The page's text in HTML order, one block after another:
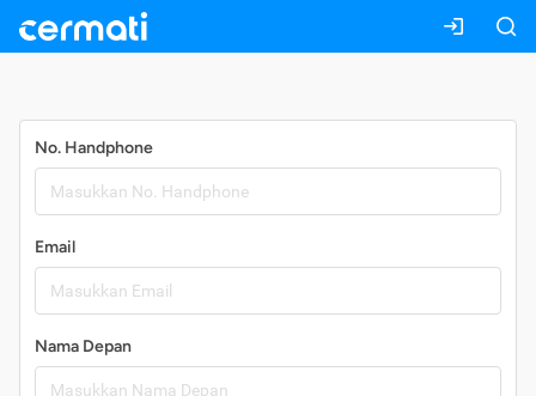
No. Handphone
Email
Nama Depan